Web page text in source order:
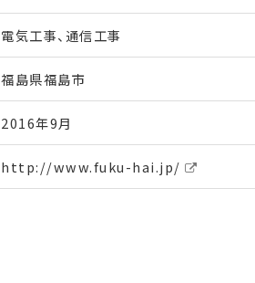
電気工事、通信工事
福島県福島市
2016年9月
http://www.fuku-hai.jp/